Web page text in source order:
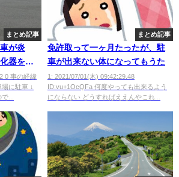
まとめ記事
が炎
器を借
くれ
ら駐車
ｗｗｗ
0 事の経緯
に駐車 ↓
...
まとめ記事
免許取って一ヶ月たったが、駐
車が出来ない体になってもうた
1: 2021/07/01(木) 09:42:29.48
ID:vu+1OcQFa 何度やっても出来るよう
にならない どうすればええんやこれ...